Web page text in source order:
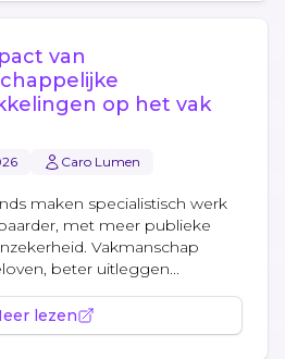
van
op het vak
Caro Lumen
maken specialistisch werk
met meer publieke
Vakmanschap
beter uitleggen...
lezen